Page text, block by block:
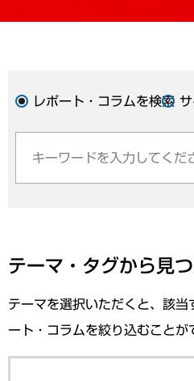
レポート・コラムを検索
テーマ・タグから見
テーマを選択いただくと、該
ート・コラムを絞り込むことが